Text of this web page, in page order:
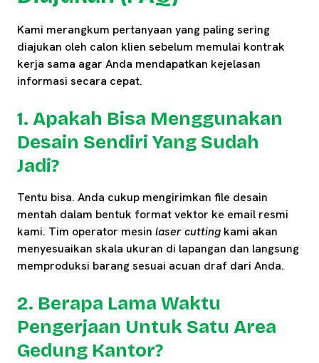
Kami merangkum pertanyaan yang paling sering
diajukan oleh calon klien sebelum memulai kontrak
kerja sama agar Anda mendapatkan kejelasan
informasi secara cepat.
1. Apakah Bisa Menggunakan
Desain Sendiri Yang Sudah
Jadi?
Tentu bisa. Anda cukup mengirimkan file desain
mentah dalam bentuk format vektor ke email resmi
kami. Tim operator mesin laser cutting kami akan
menyesuaikan skala ukuran di lapangan dan langsung
memproduksi barang sesuai acuan draf dari Anda.
2. Berapa Lama Waktu
Pengerjaan Untuk Satu Area
Gedung Kantor?